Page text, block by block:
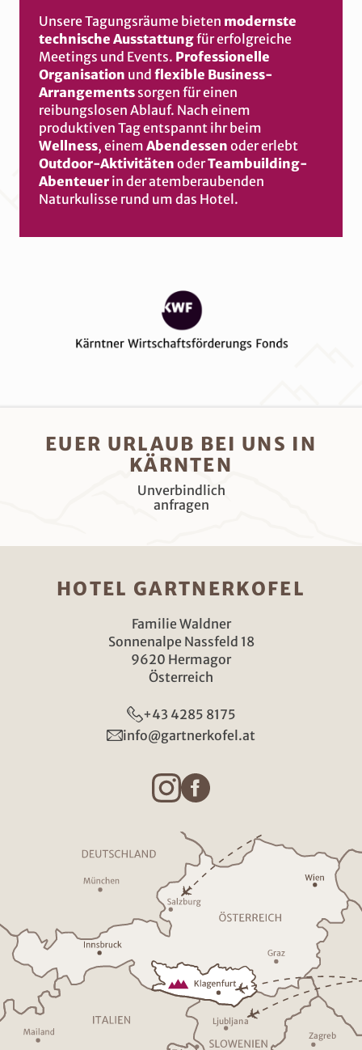
Early Bird Skiing exklusiv für unsere
Gäste
Après-Ski-Partysdirekt beim Hotel
EigenerSkishop & Skiverleihim
Hotel
Skiausrüstungbei der Buchung
vorbestellen
Eigenerbeheizter Skispindin
unserem klimatisierten Skikeller
30 topmoderne Liftanlagenvor der
Türe
Winteraktivitäten
Zum Skiurlaub
Unsere Tagungsräume bieten modernste
technische Ausstattungfür erfolgreiche
Meetings und Events. Professionelle
Organisation und flexible Business-
Arrangements sorgen für einen
reibungslosen Ablauf. Nach einem
produktiven Tag entspannt ihr beim
Wellness, einem Abendessen oder erlebt
Outdoor-Aktivitäten oderTeambuilding-
Abenteuer in der atemberaubenden
Naturkulisse rund um das Hotel.
EUER URLAUB BEI UNS IN
KÄRNTEN
Unverbindlich
anfragen
HOTEL GARTNERKOFEL
Familie Waldner
Sonnenalpe Nassfeld 18
9620 Hermagor
Österreich
+43 4285 8175
info@gartnerkofel.at
Ljubljana
Zagreb